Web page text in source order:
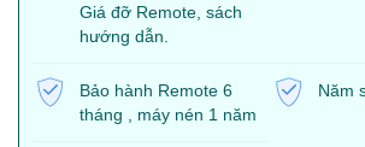
Giá đỡ Remote, sách
hướng dẫn.
Bảo hành Remote 6
tháng , máy nén 1 năm
Năm